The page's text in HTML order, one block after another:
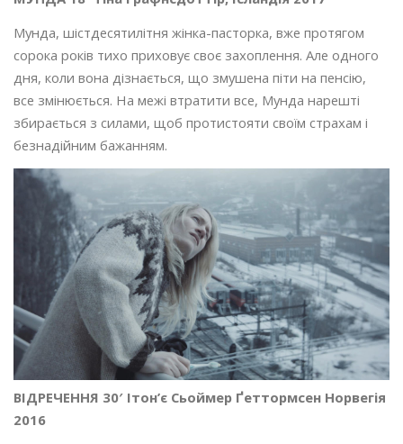
Мунда, шістдесятилітня жінка-пасторка, вже протягом
сорока років тихо приховує своє захоплення. Але одного
дня, коли вона дізнається, що змушена піти на пенсію,
все змінюється. На межі втратити все, Мунда нарешті
збирається з силами, щоб протистояти своїм страхам і
безнадійним бажанням.
ВІДРЕЧЕННЯ 30′ Ітон’є Сьоймер Ґеттормсен Норвегія
2016